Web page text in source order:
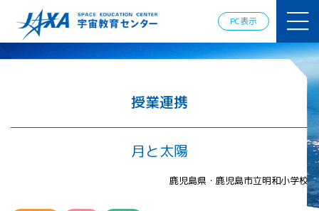
PC表示
ミー
ロスペース
情報の発
信
宇宙を活用
した教育実
践例
体験的学
習機会の
授業連携
月と太陽
鹿児島県・鹿児島市立明和小学校